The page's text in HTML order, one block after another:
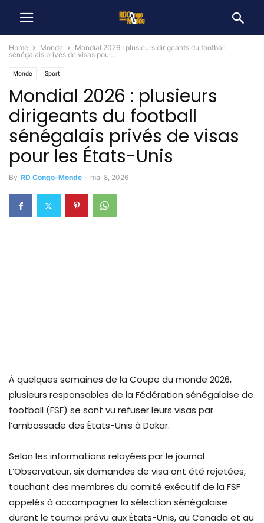
Home Monde
Mondial 2026 : plusieurs dirigeants du football
sénégalais privés de visas pour...
Monde Sport
Mondial 2026 : plusieurs
dirigeants du football
sénégalais privés de visas
pour les États-Unis
By RD Congo-Monde - mai 8, 2026
À quelques semaines de la Coupe du monde 2026,
plusieurs responsables de la Fédération sénégalaise de
football (FSF) se sont vu refuser leurs visas par
l’ambassade des États-Unis à Dakar.
Selon les informations relayées par le journal
L’Observateur, six demandes de visa ont été rejetées,
touchant des membres du comité exécutif de la FSF
appelés à accompagner la sélection sénégalaise
durant le tournoi prévu aux États-Unis, au Canada et au